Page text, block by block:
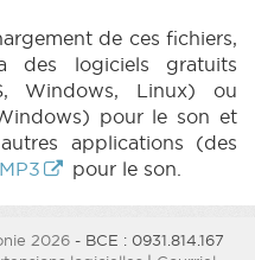
de ces fichiers,
des logiciels gratuits
Windows, Linux) ou
pour le son et
applications (des
MP3 pour le son.
2026 - BCE : 0931.814.167